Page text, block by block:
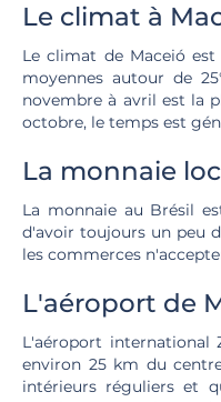
Le climat à
Le climat de Maceió
moyennes autour de
novembre à avril est la
octobre, le temps est
La monnaie
La monnaie au Brésil
d'avoir toujours un peu
les commerces
L'aéroport de
L'aéroport international
environ 25 km du
intérieurs réguliers et